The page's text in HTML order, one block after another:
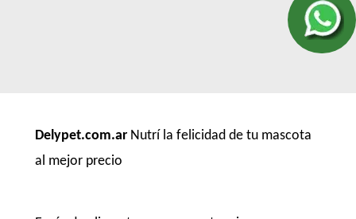
Delypet.com.ar Nutrí la felicidad de tu mascota
al mejor precio